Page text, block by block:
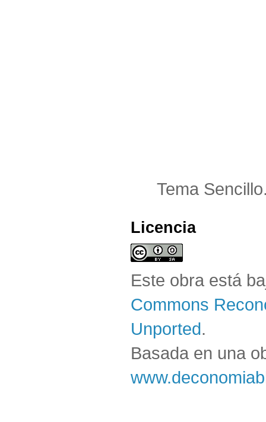
Tema
Licencia
Este obra está
Commons
Unported.
Basada en una